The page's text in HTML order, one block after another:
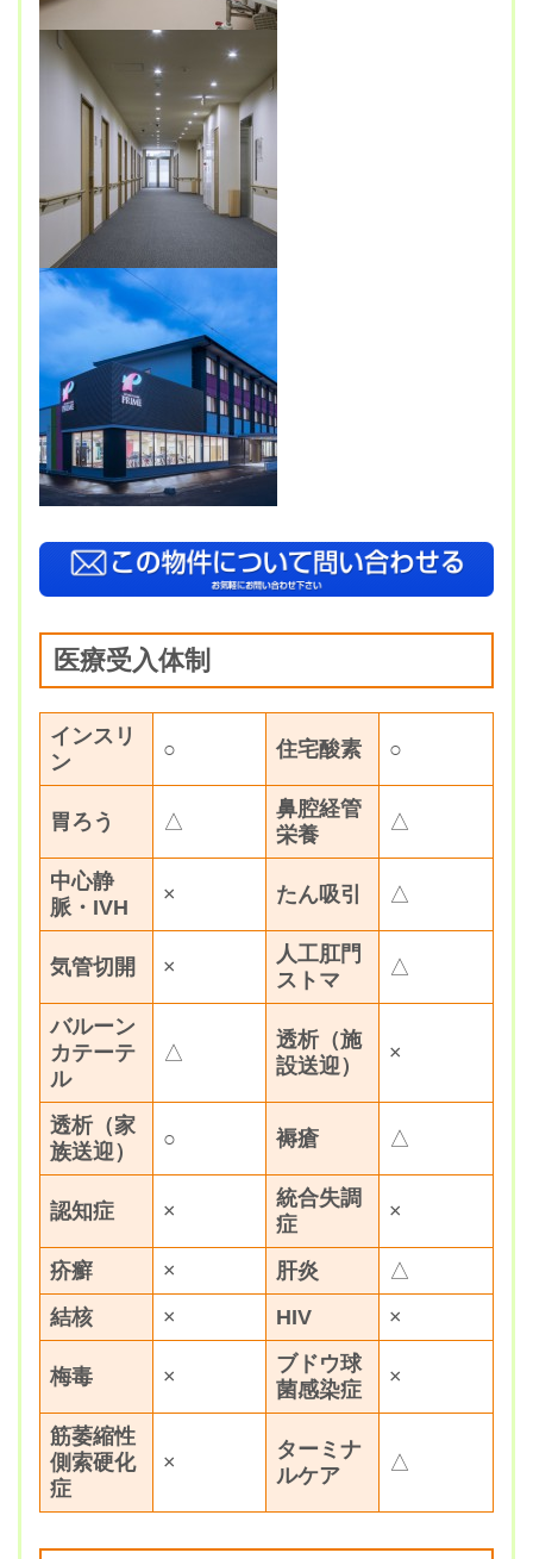
医療受入体制
インスリ
ン
○ 住宅酸素 ○
胃ろう △
鼻腔経管
栄養
△
中心静
脈・IVH
× たん吸引 △
気管切開 ×
人工肛門
ストマ
△
バルーン
カテーテ
ル
△
透析（施
設送迎）
×
透析（家
族送迎）
○ 褥瘡 △
認知症 ×
統合失調
症
×
疥癬 × 肝炎
△
結核
× HIV ×
梅毒 ×
ブドウ球
菌感染症
×
筋萎縮性
側索硬化
症
×
ターミナ
ルケア
△